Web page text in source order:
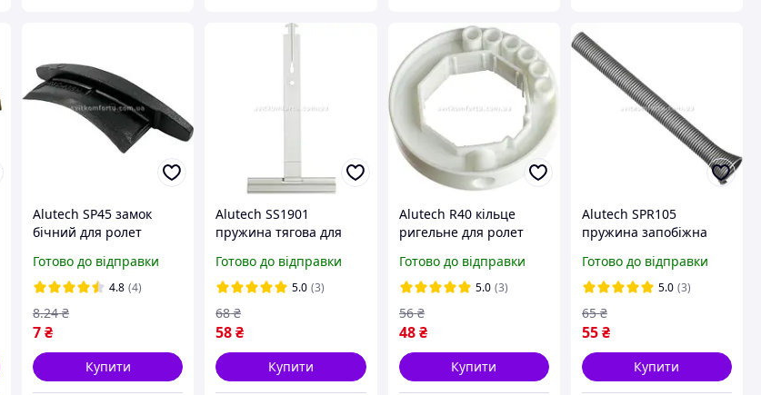
Alutech SP45 замок
бічний для ролет
ламелі 45 мм
Готово до відправки
4.8 (4)
7₴
8.24 ₴
Купити
Alutech SS1901
пружина тягова для
Готово до відправки
5.0 (3)
58₴
68 ₴
Купити
Alutech R40 кільце
ригельне для ролет
Готово до відправки
5.0 (3)
48 ₴
56 ₴
Купити
Alutech SPR105
пружина запобіжна
Готово до відправки
5.0 (3)
55₴
65 ₴
Купити